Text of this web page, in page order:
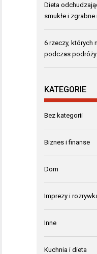
Dieta
smukłe i zgrabne
6 rzeczy, których
podczas podróży.
KATEGORIE
Bez kategorii
Biznes i finanse
Dom
Imprezy i
Inne
Kuchnia i dieta